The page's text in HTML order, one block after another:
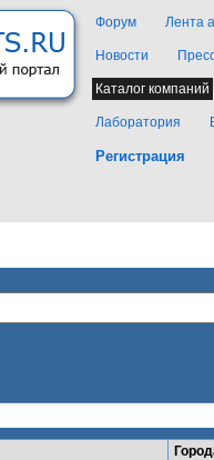
Форум Лента
Новости
Каталог компаний
Лаборатория
Регистрация